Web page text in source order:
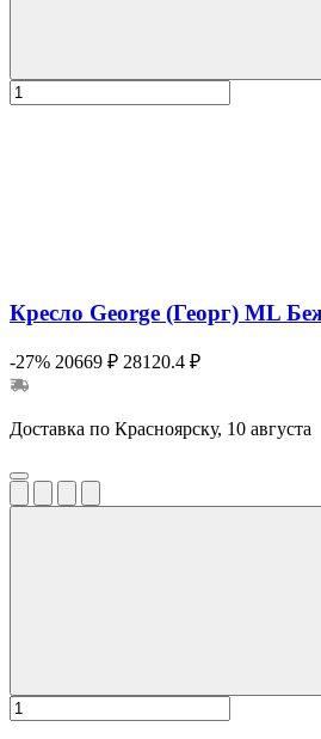
Кресло George (Георг) ML
-27% 20669 ₽ 28120.4 ₽
Доставка по Красноярску, 10 августа